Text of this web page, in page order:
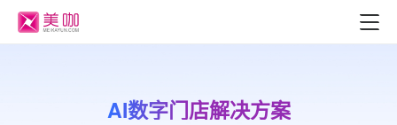
AI数字门店解决方案